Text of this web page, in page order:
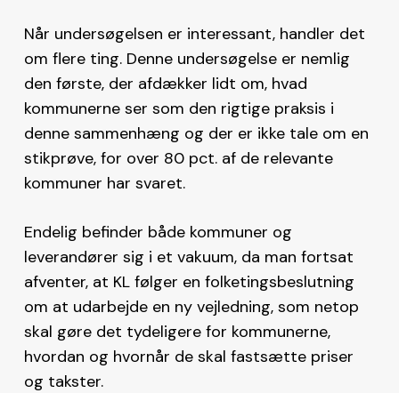
Når undersøgelsen er interessant, handler det
om flere ting. Denne undersøgelse er nemlig
den første, der afdækker lidt om, hvad
kommunerne ser som den rigtige praksis i
denne sammenhæng og der er ikke tale om en
stikprøve, for over 80 pct. af de relevante
kommuner har svaret.
Endelig befinder både kommuner og
leverandører sig i et vakuum, da man fortsat
afventer, at KL følger en folketingsbeslutning
om at udarbejde en ny vejledning, som netop
skal gøre det tydeligere for kommunerne,
hvordan og hvornår de skal fastsætte priser
og takster.